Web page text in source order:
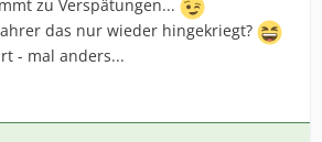
zu Verspätungen...
das nur wieder hingekriegt?
- mal anders...